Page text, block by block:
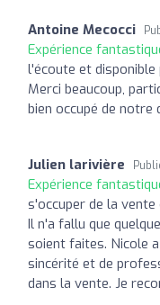
Antoine Mecocci
Expérience
l'écoute et
Merci beaucoup,
bien occupé de notre
Julien larivière
Expérience
s'occuper de la vente
Il n'a fallu que
soient faites. Nicole
sincérité et de
dans la vente. Je